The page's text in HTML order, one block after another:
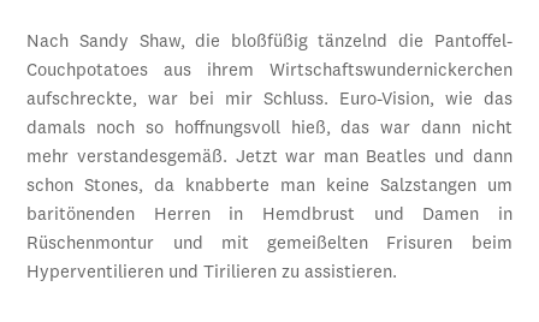
Nach Sandy Shaw, die bloßfüßig tänzelnd die Pantoffel-
Couchpotatoes aus ihrem Wirtschaftswundernickerchen
aufschreckte, war bei mir Schluss. Euro-Vision, wie das
damals noch so hoffnungsvoll hieß, das war dann nicht
mehr verstandesgemäß. Jetzt war man Beatles und dann
schon Stones, da knabberte man keine Salzstangen um
baritönenden Herren in Hemdbrust und Damen in
Rüschenmontur und mit gemeißelten Frisuren beim
Hyperventilieren und Tirilieren zu assistieren.